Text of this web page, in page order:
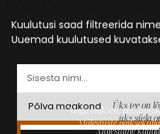
Kuulutusi saad filtreerida
Uuemad kuulutused
Mälestame
Üks tee on
üks süda
Maga vaikselt, puhka
Mälestuste